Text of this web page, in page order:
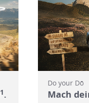
1.
Do your Dō
Mach